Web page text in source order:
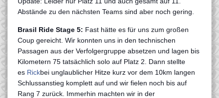
Abstände zu den nächsten Teams sind aber noch gering.
Brasil Ride Stage 5: Fast hätte es für uns zum großen
Coup gereicht. Wir konnten uns in den technischen
Passagen aus der Verfolgergruppe absetzen und lagen bis
Kilometern 75 tatsächlich solo auf Platz 2. Dann stellte
es Rickbei unglaublicher Hitze kurz vor dem 10km langen
Schlussanstieg komplett auf und wir fielen noch bis auf
Rang 7 zurück. Immerhin machten wir in der